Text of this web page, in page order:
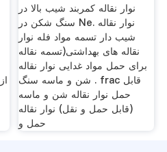
نوار نقاله کمربند شیب بالا در
سنگ شکن در Ne. نوار نقاله
شیب دار تسمه مواد فله نوار
نقاله های بهداشتی(تسمه نقاله
برای حمل مواد غدایی نوار نقاله
شن و ماسه سنگ . frac قابل
حمل نوار نقاله شن و ماسه
(قابل حمل و نقل) نوار نقاله
حمل و